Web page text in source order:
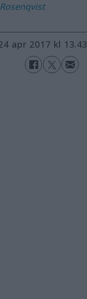
Rosenqvist
24 apr 2017 kl 13.43